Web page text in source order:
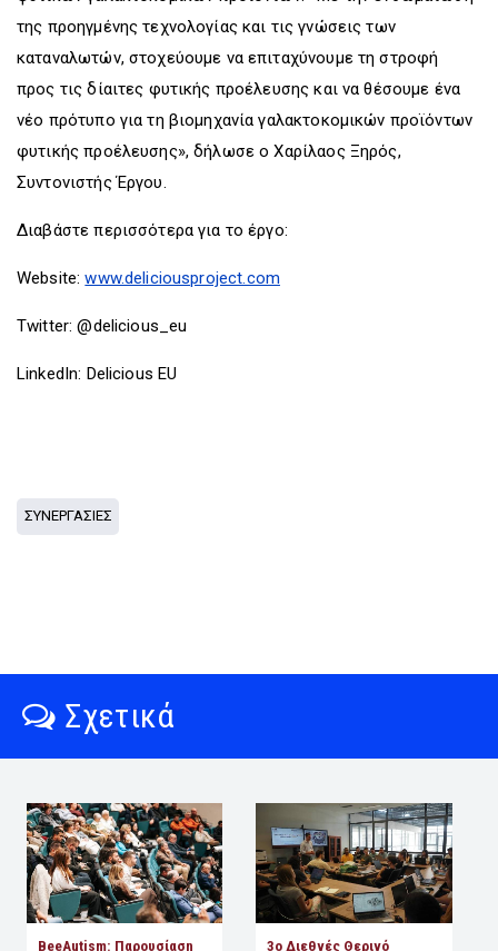
της προηγμένης τεχνολογίας και τις γνώσεις των
καταναλωτών, στοχεύουμε να επιταχύνουμε τη στροφή
προς τις δίαιτες φυτικής προέλευσης και να θέσουμε ένα
νέο πρότυπο για τη βιομηχανία γαλακτοκομικών προϊόντων
φυτικής προέλευσης», δήλωσε ο Χαρίλαος Ξηρός,
Συντονιστής Έργου.
Διαβάστε περισσότερα για το έργο:
Website:www.deliciousproject.com
Twitter: @delicious_eu
LinkedIn: Delicious EU
ΣΥΝΕΡΓΑΣΙΕΣ
Σχετικά
BeeAutism: Παρουσίαση
3ο Διεθνές Θερινό